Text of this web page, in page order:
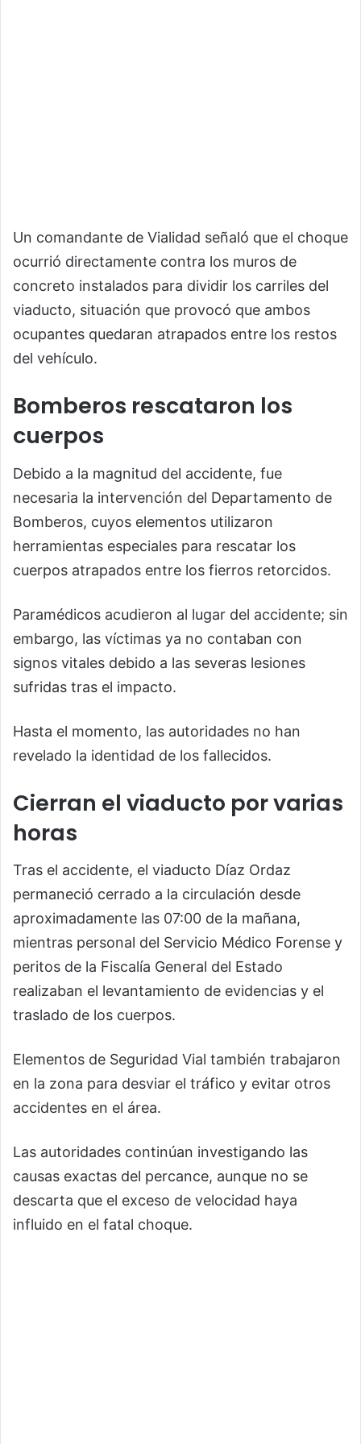
Un comandante de Vialidad señaló que el choque
ocurrió directamente contra los muros de
concreto instalados para dividir los carriles del
viaducto, situación que provocó que ambos
ocupantes quedaran atrapados entre los restos
del vehículo.
Bomberos rescataron los
cuerpos
Debido a la magnitud del accidente, fue
necesaria la intervención del Departamento de
Bomberos, cuyos elementos utilizaron
herramientas especiales para rescatar los
cuerpos atrapados entre los fierros retorcidos.
Paramédicos acudieron al lugar del accidente; sin
embargo, las víctimas ya no contaban con
signos vitales debido a las severas lesiones
sufridas tras el impacto.
Hasta el momento, las autoridades no han
revelado la identidad de los fallecidos.
Cierran el viaducto por varias
horas
Tras el accidente, el viaducto Díaz Ordaz
permaneció cerrado a la circulación desde
aproximadamente las 07:00 de la mañana,
mientras personal del Servicio Médico Forense y
peritos de la Fiscalía General del Estado
realizaban el levantamiento de evidencias y el
traslado de los cuerpos.
Elementos de Seguridad Vial también trabajaron
en la zona para desviar el tráfico y evitar otros
accidentes en el área.
Las autoridades continúan investigando las
causas exactas del percance, aunque no se
descarta que el exceso de velocidad haya
influido en el fatal choque.